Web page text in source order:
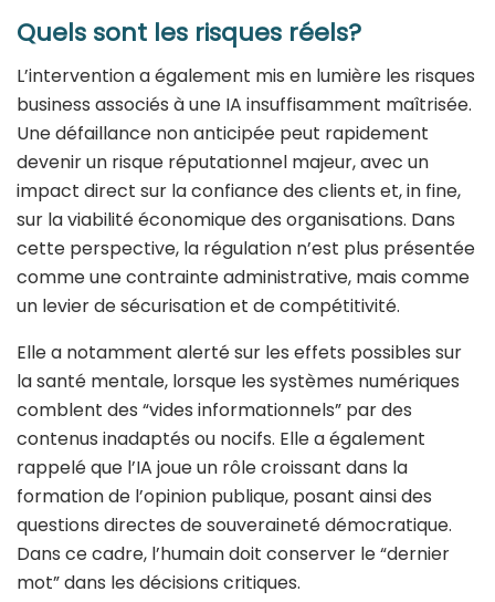
Quels sont les risques réels?
L’intervention a également mis en lumière les risques
business associés à une IA insuffisamment maîtrisée.
Une défaillance non anticipée peut rapidement
devenir un risque réputationnel majeur, avec un
impact direct sur la confiance des clients et, in fine,
sur la viabilité économique des organisations. Dans
cette perspective, la régulation n’est plus présentée
comme une contrainte administrative, mais comme
un levier de sécurisation et de compétitivité.
Elle a notamment alerté sur les effets possibles sur
la santé mentale, lorsque les systèmes numériques
comblent des “vides informationnels” par des
contenus inadaptés ou nocifs. Elle a également
rappelé que l’IA joue un rôle croissant dans la
formation de l’opinion publique, posant ainsi des
questions directes de souveraineté démocratique.
Dans ce cadre, l’humain doit conserver le “dernier
mot” dans les décisions critiques.